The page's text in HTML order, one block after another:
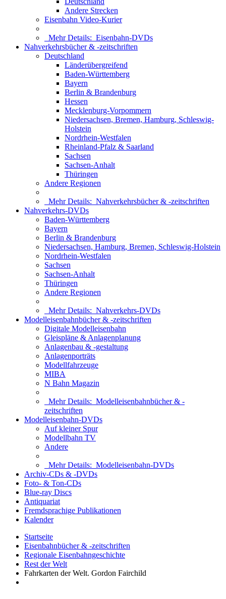
Andere Strecken
Eisenbahn Video-Kurier
Mehr Details: Eisenbahn-DVDs
Nahverkehrsbücher & -zeitschriften
Deutschland
Länderübergreifend
Baden-Württemberg
Bayern
Berlin & Brandenburg
Hessen
Mecklenburg-Vorpommern
Niedersachsen, Bremen, Hamburg, Schleswig-
Holstein
Nordrhein-Westfalen
Rheinland-Pfalz & Saarland
Sachsen
Sachsen-Anhalt
Thüringen
Andere Regionen
Mehr Details: Nahverkehrsbücher & -zeitschriften
Nahverkehrs-DVDs
Baden-Württemberg
Bayern
Berlin & Brandenburg
Niedersachsen, Hamburg, Bremen, Schleswig-Holstein
Nordrhein-Westfalen
Sachsen
Sachsen-Anhalt
Thüringen
Andere Regionen
Mehr Details: Nahverkehrs-DVDs
Modelleisenbahnbücher & -zeitschriften
Digitale Modelleisenbahn
Gleispläne & Anlagenplanung
Anlagenbau & -gestaltung
Anlagenporträts
Modellfahrzeuge
MIBA
N Bahn Magazin
Mehr Details: Modelleisenbahnbücher & -
zeitschriften
Modelleisenbahn-DVDs
Auf kleiner Spur
Modellbahn TV
Andere
Mehr Details: Modelleisenbahn-DVDs
Archiv-CDs & -DVDs
Foto- & Ton-CDs
Blue-ray Discs
Antiquariat
Fremdsprachige Publikationen
Kalender
Startseite
Eisenbahnbücher & -zeitschriften
Regionale Eisenbahngeschichte
Rest der Welt
Fahrkarten der Welt. Gordon Fairchild